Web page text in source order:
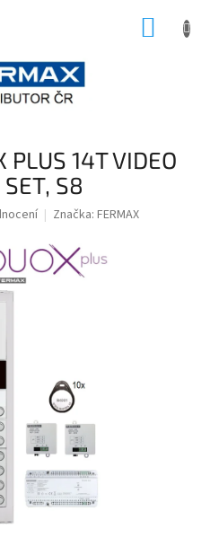
PLUS 14T VIDEO
S8
Značka: FERMAX